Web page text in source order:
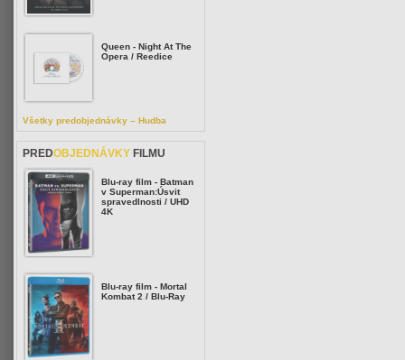
Queen - Night At The
Opera / Reedice
Všetky predobjednávky – Hudba
PREDOBJEDNÁVKY FILMU
Blu-ray film - Batman
v Superman:Úsvit
spravedlnosti / UHD
4K
Blu-ray film - Mortal
Kombat 2 / Blu-Ray